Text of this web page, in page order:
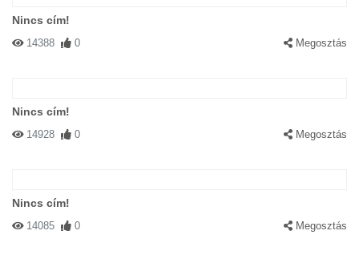
Nincs cím!
14388 0 Megosztás
Nincs cím!
14928 0 Megosztás
Nincs cím!
14085 0 Megosztás